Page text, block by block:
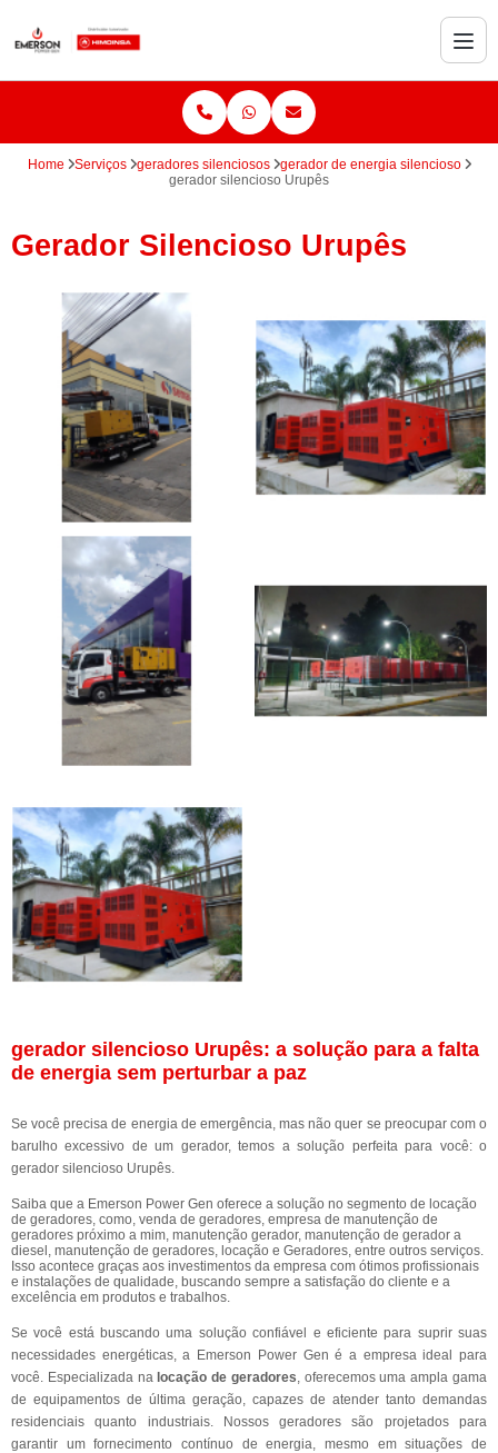
Home Serviços geradores silenciosos
gerador de energia silencioso
gerador silencioso Urupês
Gerador Silencioso Urupês
gerador silencioso Urupês: a solução para a falta
de energia sem perturbar a paz
Se você precisa de energia de emergência, mas não quer se preocupar com o
barulho excessivo de um gerador, temos a solução perfeita para você: o
gerador silencioso Urupês.
Saiba que a Emerson Power Gen oferece a solução no segmento de locação
de geradores, como, venda de geradores, empresa de manutenção de
geradores próximo a mim, manutenção gerador, manutenção de gerador a
diesel, manutenção de geradores, locação e Geradores, entre outros serviços.
Isso acontece graças aos investimentos da empresa com ótimos profissionais
e instalações de qualidade, buscando sempre a satisfação do cliente e a
excelência em produtos e trabalhos.
Se você está buscando uma solução confiável e eficiente para suprir suas
necessidades energéticas, a Emerson Power Gen é a empresa ideal para
você. Especializada na locação de geradores, oferecemos uma ampla gama
de equipamentos de última geração, capazes de atender tanto demandas
residenciais quanto industriais. Nossos geradores são projetados para
garantir um fornecimento contínuo de energia, mesmo em situações de